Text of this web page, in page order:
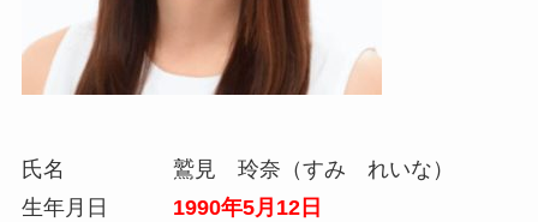
氏名 鷲見 玲奈（すみ れいな）
生年月日 1990年5月12日